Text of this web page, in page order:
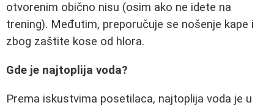
otvorenim obično nisu (osim ako ne idete na
trening). Međutim, preporučuje se nošenje kape i
zbog zaštite kose od hlora.
Gde je najtoplija voda?
Prema iskustvima posetilaca, najtoplija voda je u